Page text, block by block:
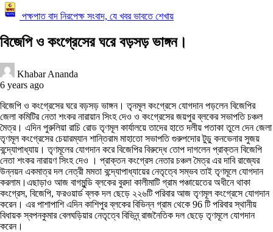
পক্ষপাত বাদ নিরপেক্ষ সংবাদ, যে খবর ভাবতে শেখায়
বিজেপি ও কংগ্রেসের ঘরে বড়সড় ভাঙ্গন।
Khabar Ananda
6 years ago
বিজেপি ও কংগ্রেসের ঘরে বড়সড় ভাঙ্গন। তৃনমূল কংগ্রেসে যোগদান পড়লেন বিজেপির
জেলা কমিটির নেতা শংকর নারায়ান সিংহ দেও ও কংগ্রেসের জয়পুর ব্লকের সভাপতি চঞ্চল
মৈত্র। এদিন পুরুলিয়া রাচি রোড তৃণমূল কার্যালয়ে তাদের হাতে দলীয় পতাকা তুলে দেন জেলা
তৃণমূল কংগ্রেসের চেয়ারম্যান শান্তিরাম মাহাতো সভাপতি গুরুপদোর টুডু কনভেনার সুজয়
বন্দ্যোপাধ্যায়। তৃণমূলের যোগদান করে বিজেপির বিরুদ্ধে তোপ দাগলেন প্রাক্তন বিজেপি
নেতা শংকর নারায়ণ সিংহ দেও । প্রাক্তন কংগ্রেস নেতার চঞ্চল মৈত্র এর দাবি রাজ্যের
উন্নয়ন একমাত্র দল নেত্রী মমতা বন্দ্যোপাধ্যায়ের নেতৃত্বে সম্ভব তাই তৃণমূলে যোগদান
করলাম।এছাড়াও আজ বাগমুন্ডি ব্লকের বুরদা কালীমাটি গ্রাম পঞ্চায়েতের অধীনে থাকা
কংগ্রেস, বিজেপি, ফরওয়ার্ড ব্লক দল ছেড়ে ২২৬টি পরিবার আজ তৃণমূল কংগ্রেসে যোগদান
করেন। এর পাশাপাশি এদিন কাশিপুর ব্লকের বিভিন্ন গ্রাম থেকে 96 টি পরিবার স্থানীয়
বিধায়ক স্বপনকুমার বেলঘড়িয়ার নেতৃত্বে বিভিন্ন্ রাজনৈতিক দল ছেড়ে তৃণমূলে যোগদান
করেন।